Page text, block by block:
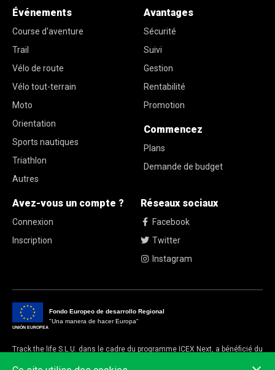
Événements
Course d'aventure
Trail
Vélo de route
Vélo tout-terrain
Moto
Orientation
Sports nautiques
Triathlon
Autres
Avantages
Sécurité
Suivi
Gestion
Rentabilité
Promotion
Commencez
Plans
Demande de budget
Avez-vous un compte ?
Connexion
Inscription
Réseaux sociaux
Facebook
Twitter
Instagram
UNIÓN EUROPEA
Fondo Europeo de desarrollo Regional
"Una manera de hacer Europa"
Track the life S.L.U. dans le cadre du programme ICEX Next, a bénéficié du